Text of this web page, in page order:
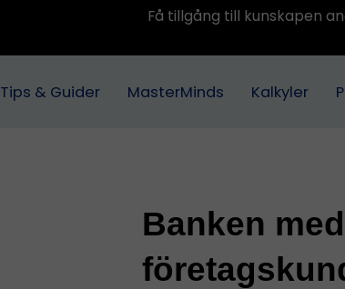
Få tillgång till kunskapen
Tips & Guider MasterMinds Kalkyler
Banken